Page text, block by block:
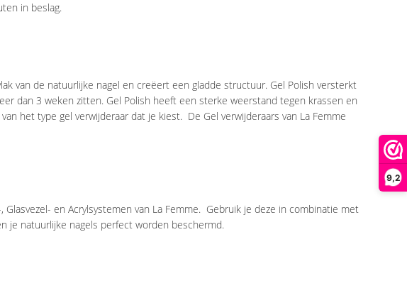
9,2
in beslag.
van de natuurlijke nagel en creëert een gladde structuur. Gel Polish versterkt
dan 3 weken zitten. Gel Polish heeft een sterke weerstand tegen krassen en
het type gel verwijderaar dat je kiest. De Gel verwijderaars van La Femme
en Acrylsystemen van La Femme. Gebruik je deze in combinatie met
je natuurlijke nagels perfect worden beschermd.